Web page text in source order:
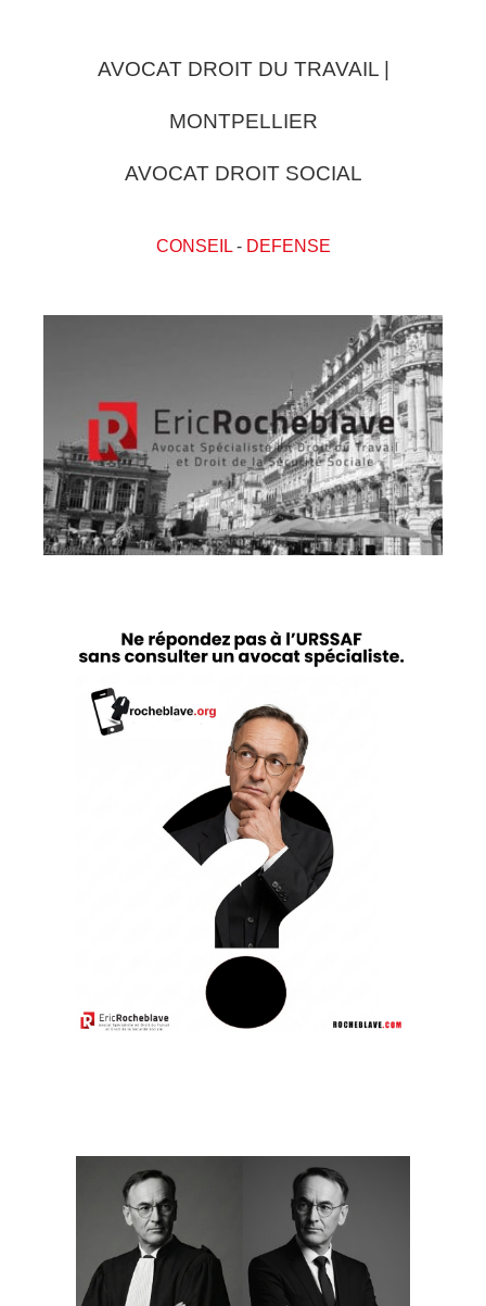
AVOCAT DROIT DU TRAVAIL |
MONTPELLIER
AVOCAT DROIT SOCIAL
CONSEIL- DEFENSE